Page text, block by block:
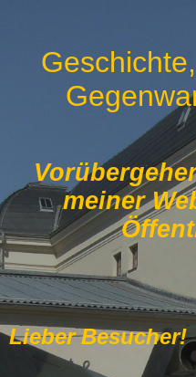
meiner
Lieber Besucher!